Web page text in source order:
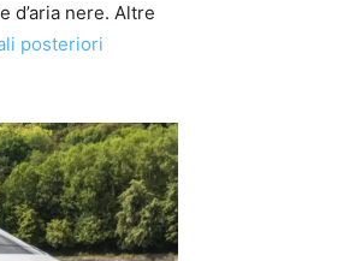
d’aria nere. Altre
posteriori